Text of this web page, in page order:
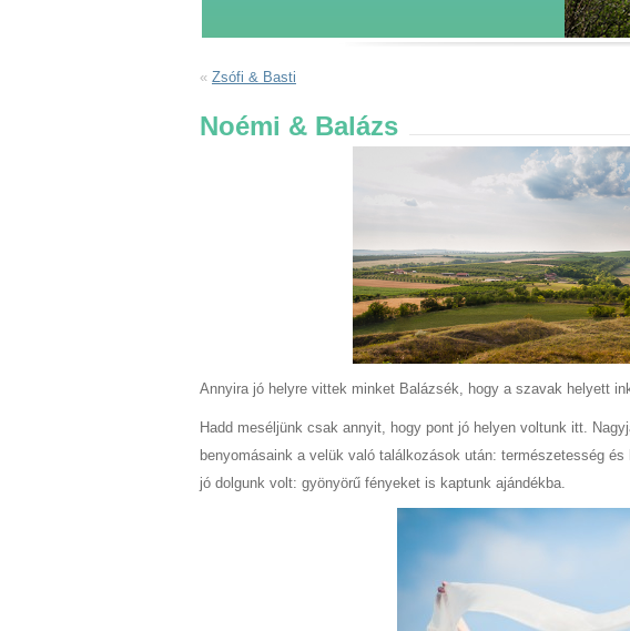
« Zsófi & Basti
Noémi & Balázs
Annyira jó helyre vittek minket Balázsék, hogy a szavak helyett
Hadd meséljünk csak annyit, hogy pont jó helyen voltunk itt.
benyomásaink a velük való találkozások után: természetesség
jó dolgunk volt: gyönyörű fényeket is kaptunk ajándékba.